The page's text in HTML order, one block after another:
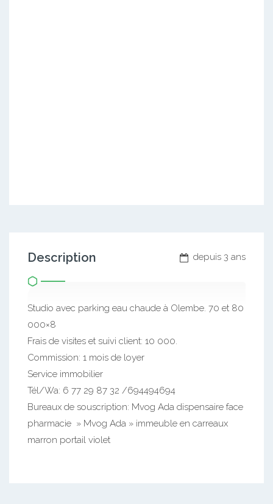
depuis 3 ans
Description
Studio avec parking eau chaude à Olembe. 70 et 80
000×8
Frais de visites et suivi client: 10 000.
Commission: 1 mois de loyer
Service immobilier
Tél/Wa: 6 77 29 87 32 /694494694
Bureaux de souscription: Mvog Ada dispensaire face
pharmacie » Mvog Ada » immeuble en carreaux
marron portail violet